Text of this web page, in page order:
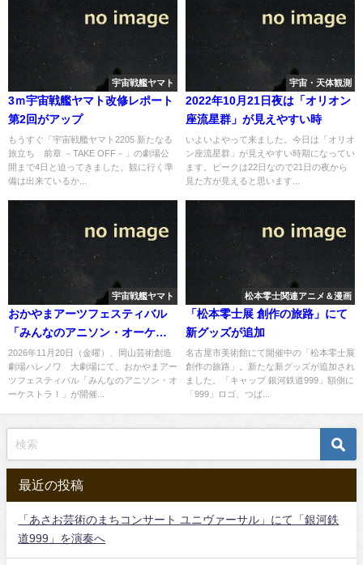
宇宙戦艦ヤマト
3ｍ宇宙戦艦ヤマト改修レポート
第2回がアップ
もうすぐ「宇宙戦艦ヤマト2205 新たなる
旅立ち 前章 －TAKE OFF－」の劇場公
開まで4日と迫ってきました。観に行く準
備は出来ているか...
宇宙・天体観測
2022年10月21日夜は「オリオン
座流星群」が見えやすい時
いよいよやって来ました。今日は「オリオ
ン座流星群」が見えやすい時期になってい
ます。ピークは22日なので21日の夜から
見た方が見えると思います...
宇宙戦艦ヤマト
おかやまアーツフェスティバル
「みんなのアニソン・オーケス
トラ！」にて「宇宙戦艦ヤマ
ト」のテーマなどを演奏へ
2026年11月20日（金曜）、岡山芸術創造
劇場ハレノワ 大劇場にて、おかやまアー
ツフェスティバル「みんなのアニソン・オ
ーケストラ！」が開催...
松本零士関連アニメ＆漫画
「松本零士展 創作の旅路」にて
新グッズが追加
名古屋市美術館にて開催中の「松本零士展
創作の旅路」。新たな新グッズが追加され
ました。「キャップ 銀河鉄道999」額側に
「999」ロゴ、つば...
最近の投稿
「あさお芸術のまちコンサート ユニヴァーサル」にて「銀河鉄
道999」を演奏へ